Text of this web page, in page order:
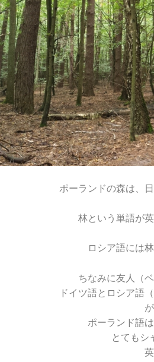
ポーランドの森は、
林という単語が
ロシア語には
ちなみに友人（
ドイツ語とロシア語
ポーランド語
とてもシ